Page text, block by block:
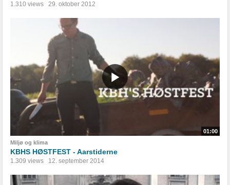
1.310 views 29. oktober 2012
01:00
Miljø og klima
KBHS HØSTFEST - Aarstiderne
1.309 views 12. september 2014